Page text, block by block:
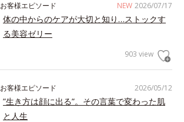
NEW 2026/07/17
お客様エピソード
体の中からのケアが大切と知り…ストックす
る美容ゼリー
903 view
2026/05/12
お客様エピソード
”生き方は顔に出る”。その言葉で変わった肌
と人生